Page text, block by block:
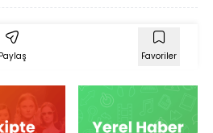
Paylaş Favoriler